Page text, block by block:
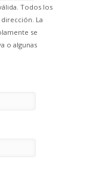
Todos los
La
se
o algunas